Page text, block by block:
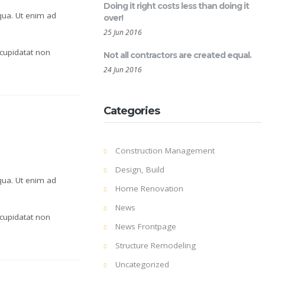
Ut enim ad
non
Ut enim ad
non
Doing it right costs less than doing it
over!
25 Jun 2016
Not all contractors are created equal.
24 Jun 2016
Categories
Construction Management
Design, Build
Home Renovation
News
News Frontpage
Structure Remodeling
Uncategorized